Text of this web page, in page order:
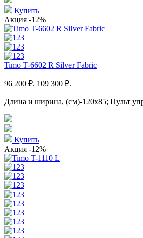
Купить
Акция -12%
Timo Т-6602 R Silver Fabric
96 200 ₽. 109 300 ₽.
Длина и ширина, (см)-120x85; Пульт
Купить
Акция -12%